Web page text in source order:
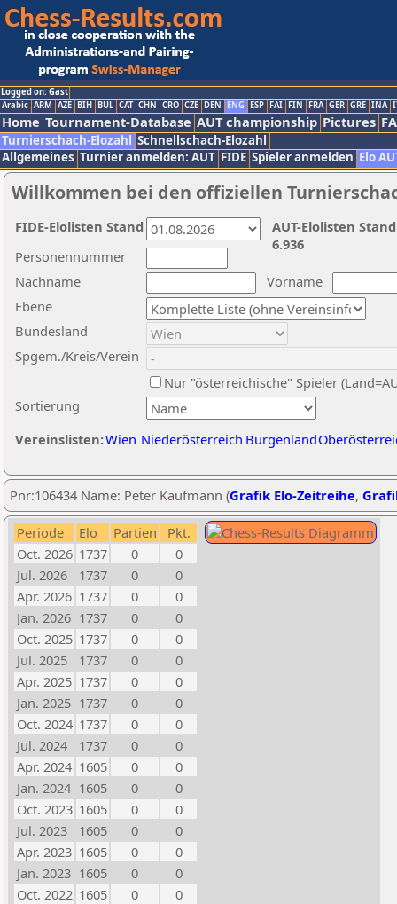
Logged on: Gast
Arabic ARM AZE BIH BUL CAT CHN CRO CZE DEN ENG ESP FAI FIN FRA GER GRE INA
Home Tournament-Database AUT championship Pictures
Turnierschach-Elozahl Schnellschach-Elozahl
Allgemeines Turnier anmelden: AUT FIDE Spieler anmelden Elo
Willkommen bei den offiziellen
Nachname
Vorname
Ebene
Sortierung
Personennummer
Bundesland
Spgem./Kreis/Verein
Nur "österreichische" Spieler
Vereinslisten:Wien Niederösterreich Burgenland
AUT-Elolisten
6.936
FIDE-Elolisten Stand
Pnr:106434 Name: Peter Kaufmann (Grafik Elo-Zeitreihe,
Periode Elo Partien
Pkt.
Oct. 2026 1737 0
0
Jul. 2026
1737 0
0
Apr. 2026 1737 0
0
Jan. 2026 1737 0
0
Oct. 2025 1737 0
0
Jul. 2025
1737 0
0
Apr. 2025 1737 0
0
Jan. 2025 1737 0
0
Oct. 2024 1737 0
0
Jul. 2024
1737 0
0
Apr. 2024 1605 0
0
Jan. 2024 1605 0
0
Oct. 2023 1605 0
0
Jul. 2023
1605 0
0
Apr. 2023 1605 0
0
Jan. 2023 1605 0
0
Oct. 2022 1605 0
0